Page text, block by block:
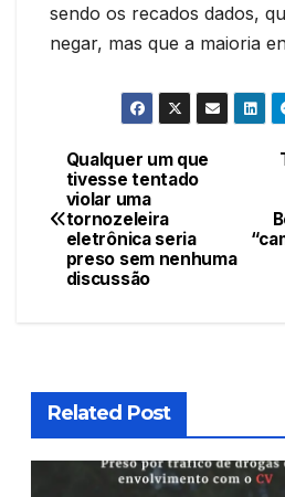
sendo os recados dados,
negar, mas que a maioria
Navegação
de
Post
Qualquer um que
tivesse tentado
violar uma
tornozeleira
eletrônica seria
preso sem nenhuma
discussão
Related Post